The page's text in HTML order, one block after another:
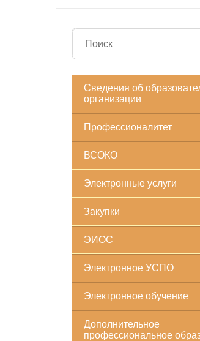
Сведения об
организации
Профессионалитет
ВСОКО
Электронные услуги
Закупки
ЭИОС
Электронное УСПО
Электронное обучение
Дополнительное
профессиональное